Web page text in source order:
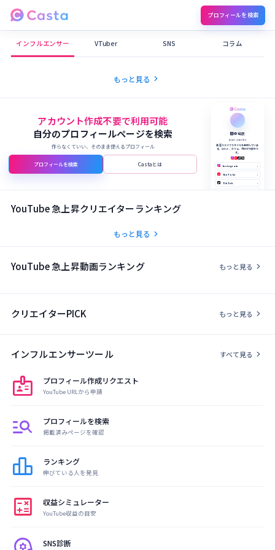
プロフィールを検索
Castaメディア
インフルエンサー VTuber SNS コラム
もっと見る chevron_right
アカウント作成不要で利用可能
自分のプロフィールページを検索
作らなくていい、そのまま使えるプロフィール
プロフィールを検索 Castaとは
田中 結衣
@yui_tanaka
美容とライフスタイルを発信していま
す。コスメ、カフェ、旅行が大好きで
す。
Instagram ›
YouTube ›
TikTok ›
YouTube 急上昇クリエイターランキング
もっと見る chevron_right
YouTube 急上昇動画ランキング もっと見る chevron_right
クリエイターPICK もっと見る chevron_right
インフルエンサーツール すべて見る chevron_right
badge プロフィール作成リクエスト
YouTube URLから申請
manage_search プロフィールを検索
掲載済みページを確認
leaderboard ランキング
伸びている人を発見
calculate 収益シミュレーター
YouTube収益の目安
SNS診断